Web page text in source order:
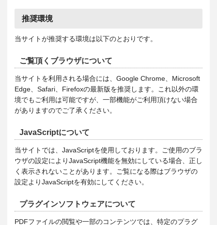
推奨環境
当サイトが推奨する環境は以下のとおりです。
ご覧頂くブラウザについて
当サイトを利用される場合には、Google Chrome、Microsoft
Edge、Safari、Firefoxの最新版を推奨します。これ以外の環
境でもご利用は可能ですが、一部機能がご利用頂けない場合
がありますのでご了承ください。
JavaScriptについて
当サイトでは、JavaScriptを使用しております。ご使用のブラ
ウザの設定によりJavaScript機能を無効にしている場合、正し
く表示されないことがあります。ご覧になる際はブラウザの
設定よりJavaScriptを有効にしてください。
プラグインソフトウェアについて
PDFファイルの閲覧や一部のコンテンツでは、特定のプラグ